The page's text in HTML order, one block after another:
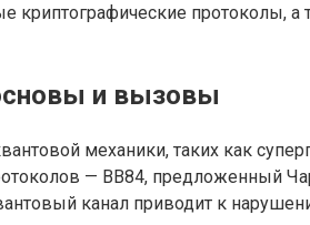
протоколы, а
и вызовы
механики, таких как
— BB84, предложенный
канал приводит к